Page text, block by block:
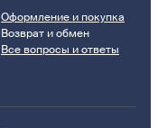
Оформление и покупка
Возврат и обмен
Все вопросы и ответы